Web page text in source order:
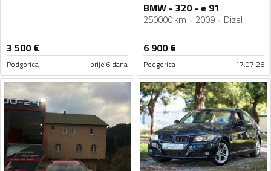
3 500€
Podgorica prije 6 dana
BMW - 320 - e 91
250000 km 2009 Dizel
6 900€
Podgorica 17.07.26